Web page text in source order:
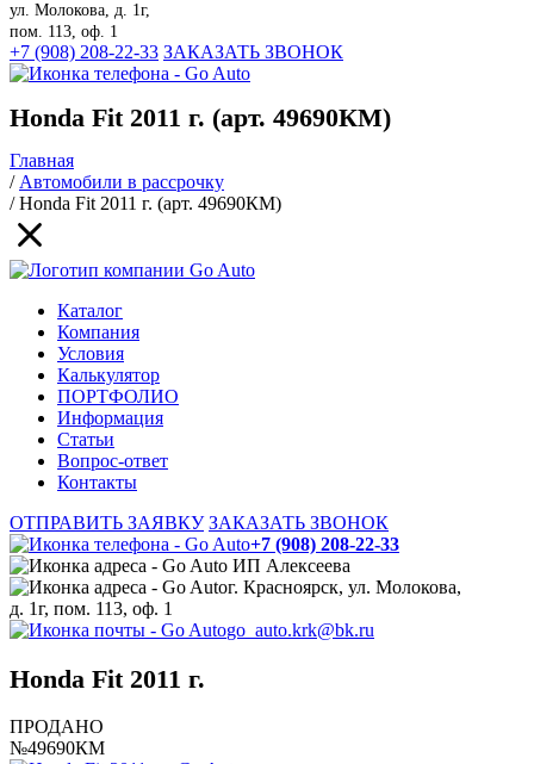
ул. Молокова, д. 1г,
пом. 113, оф. 1
+7 (908) 208-22-33 ЗАКАЗАТЬ ЗВОНОК
Honda Fit 2011 г. (арт. 49690КМ)
Главная
/Автомобили в рассрочку
/Honda Fit 2011 г. (арт. 49690КМ)
Каталог
Компания
Условия
Калькулятор
ПОРТФОЛИО
Информация
Статьи
Вопрос-ответ
Контакты
ОТПРАВИТЬ ЗАЯВКУ ЗАКАЗАТЬ ЗВОНОК
+7 (908) 208-22-33
ИП Алексеева
г. Красноярск, ул. Молокова,
д. 1г, пом. 113, оф. 1
go_auto.krk@bk.ru
Honda Fit 2011 г.
ПРОДАНО
№49690КМ